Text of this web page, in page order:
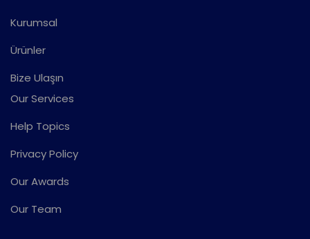
Kurumsal
Ürünler
Bize Ulaşın
Our Services
Help Topics
Privacy Policy
Our Awards
Our Team